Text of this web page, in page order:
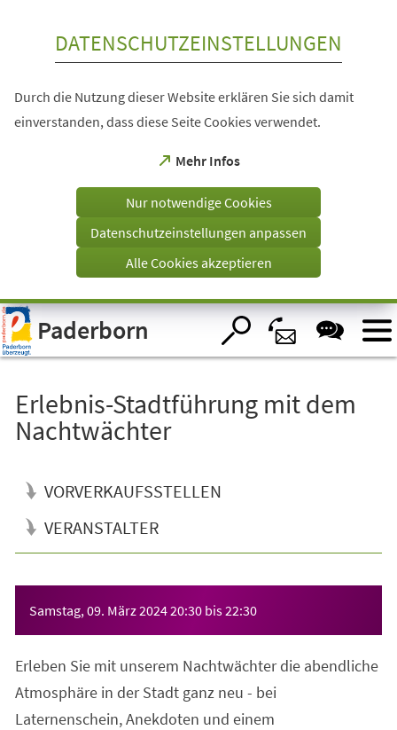
Visuelle
Assistenzsoftware
öffnen.
DATENSCHUTZEINSTELLUNGEN
Durch die Nutzung dieser Website erklären Sie sich damit
einverstanden, dass diese Seite Cookies verwendet.
Mehr Infos
(Öffnet
einem
Tab)
Nur notwendige Cookies
Datenschutzeinstellungen anpassen
Alle Cookies akzeptieren
Paderborn
Erlebnis-Stadtführung mit dem
Nachtwächter
VORVERKAUFSSTELLEN
VERANSTALTER
Samstag, 09. März 202420:30 bis22:30
Erleben Sie mit unserem Nachtwächter die abendliche
Atmosphäre in der Stadt ganz neu - bei
Laternenschein, Anekdoten und einem